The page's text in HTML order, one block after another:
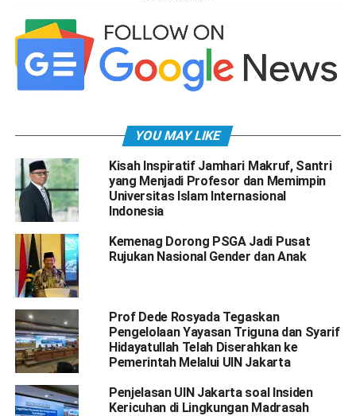
YOU MAY LIKE
Kisah Inspiratif Jamhari Makruf, Santri
yang Menjadi Profesor dan Memimpin
Universitas Islam Internasional
Indonesia
Kemenag Dorong PSGA Jadi Pusat
Rujukan Nasional Gender dan Anak
Prof Dede Rosyada Tegaskan
Pengelolaan Yayasan Triguna dan Syarif
Hidayatullah Telah Diserahkan ke
Pemerintah Melalui UIN Jakarta
Penjelasan UIN Jakarta soal Insiden
Kericuhan di Lingkungan Madrasah